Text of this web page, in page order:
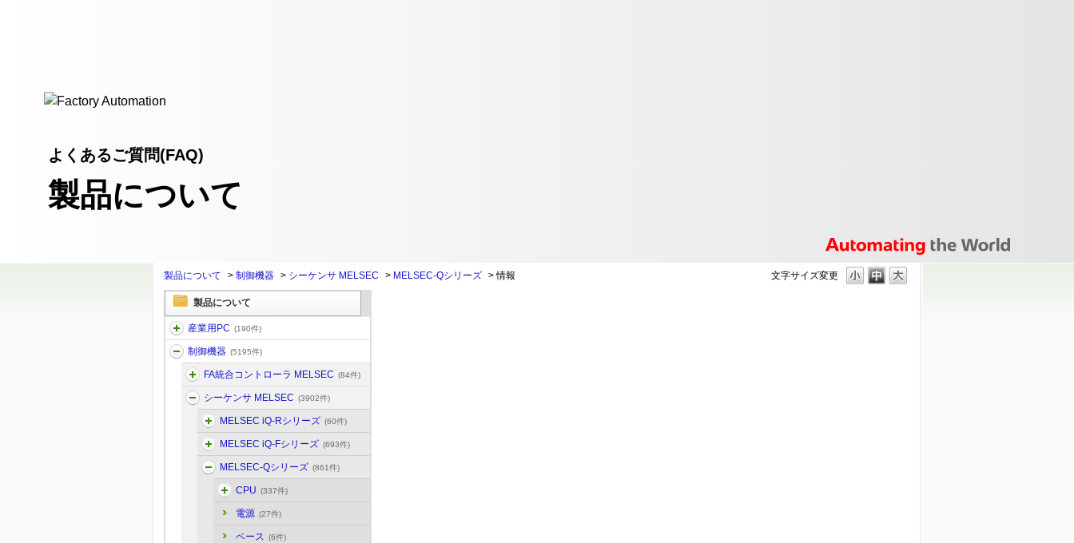
よくあるご質問(FAQ)
製品について
文字サイズ変更
製品について > 制御機器 > シーケンサ MELSEC > MELSEC-Qシリーズ >情報
製品について
産業用PC (190件)
制御機器 (5195件)
FA統合コントローラ MELSEC (84件)
シーケンサ MELSEC (3902件)
MELSEC iQ-Rシリーズ (60件)
MELSEC iQ-Fシリーズ (693件)
MELSEC-Qシリーズ (861件)
CPU (337件)
電源 (27件)
ベース (6件)